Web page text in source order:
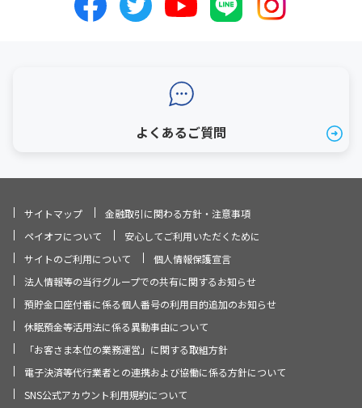
よくあるご質問
サイトマップ
金融取引に関わる方針・注意事項
ペイオフについて
安心してご利用いただくために
サイトのご利用について
個人情報保護宣言
法人情報等の当行グループでの共有に関するお知らせ
預貯金口座付番に係る個人番号の利用目的追加のお知らせ
休眠預金等活用法に係る異動事由について
「お客さま本位の業務運営」に関する取組方針
電子決済等代行業者との連携および協働に係る方針について
SNS公式アカウント利用規約について